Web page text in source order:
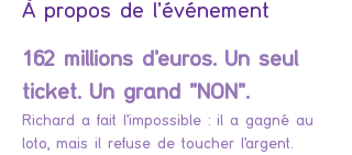
À propos de l'événement
162 millions d’euros. Un seul
ticket. Un grand "NON".
Richard a fait l’impossible : il a gagné au
loto, mais il refuse de toucher l’argent.